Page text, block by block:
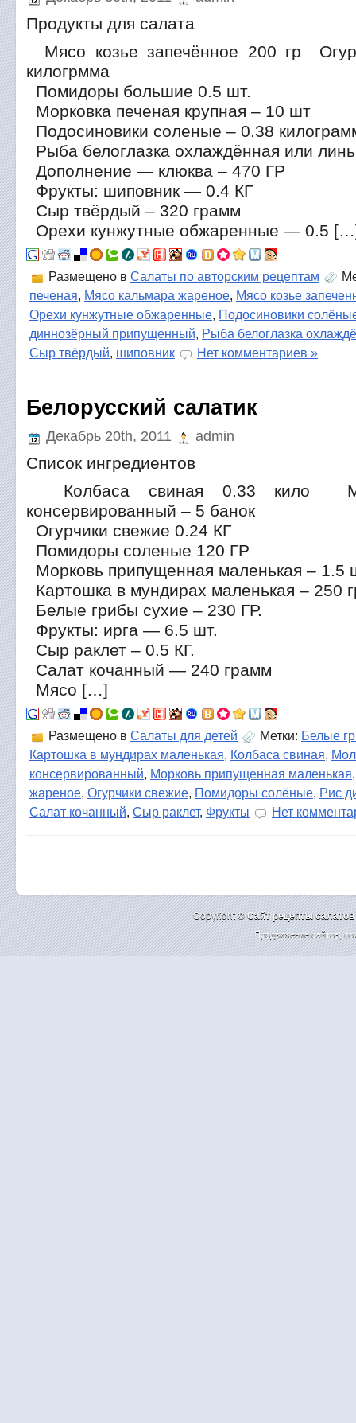
Продукты для салата
Мясо козье запечённое 200 гр
килогрмма
Помидоры большие 0.5 шт.
Морковка печеная крупная – 10 шт
Подосиновики соленые – 0.38
Рыба белоглазка охлаждённая или
Дополнение — клюква – 470 ГР
Фрукты: шиповник — 0.4 КГ
Сыр твёрдый – 320 грамм
Орехи кунжутные обжаренные — 0.5
Размещено в Салаты по авторским рецептам
печеная, Мясо кальмара жареное, Мясо козье
Орехи кунжутные обжаренные, Подосиновики
диннозёрный припущенный, Рыба белоглазка
Сыр твёрдый, шиповник Нет комментариев »
Белорусский салатик
Декабрь 20th, 2011 admin
Список ингредиентов
Колбаса свиная 0.33 кило
консервированный – 5 банок
Огурчики свежие 0.24 КГ
Помидоры соленые 120 ГР
Морковь припущенная маленькая – 1.5
Картошка в мундирах маленькая – 250
Белые грибы сухие – 230 ГР.
Фрукты: ирга — 6.5 шт.
Сыр раклет – 0.5 КГ.
Салат кочанный — 240 грамм
Мясо […]
Размещено в Салаты для детей Метки: Белые
Картошка в мундирах маленькая, Колбаса свиная,
консервированный, Морковь припущенная маленькая
жареное, Огурчики свежие, Помидоры солёные, Рис
Салат кочанный, Сыр раклет, Фрукты Нет
Copyright ©Cайт рецепты салатов
Продвижение сайтов,